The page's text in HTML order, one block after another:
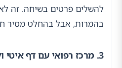
להשלים פרטים בשיחה. זה
בהמרות, אבל בהחלט מסיר
3. מרכז רפואי עם דף איטי ולא מותאם לנייד